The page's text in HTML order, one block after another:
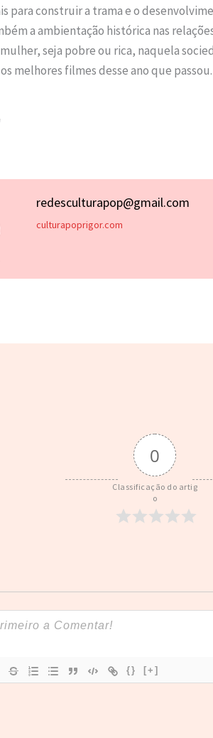
para construir a trama e o
a ambientação histórica nas
seja pobre ou rica, naquela
melhores filmes desse ano que
redesculturapop@gmail.com
culturapoprigor.com
0
Classificação do artig
o
{} [+]